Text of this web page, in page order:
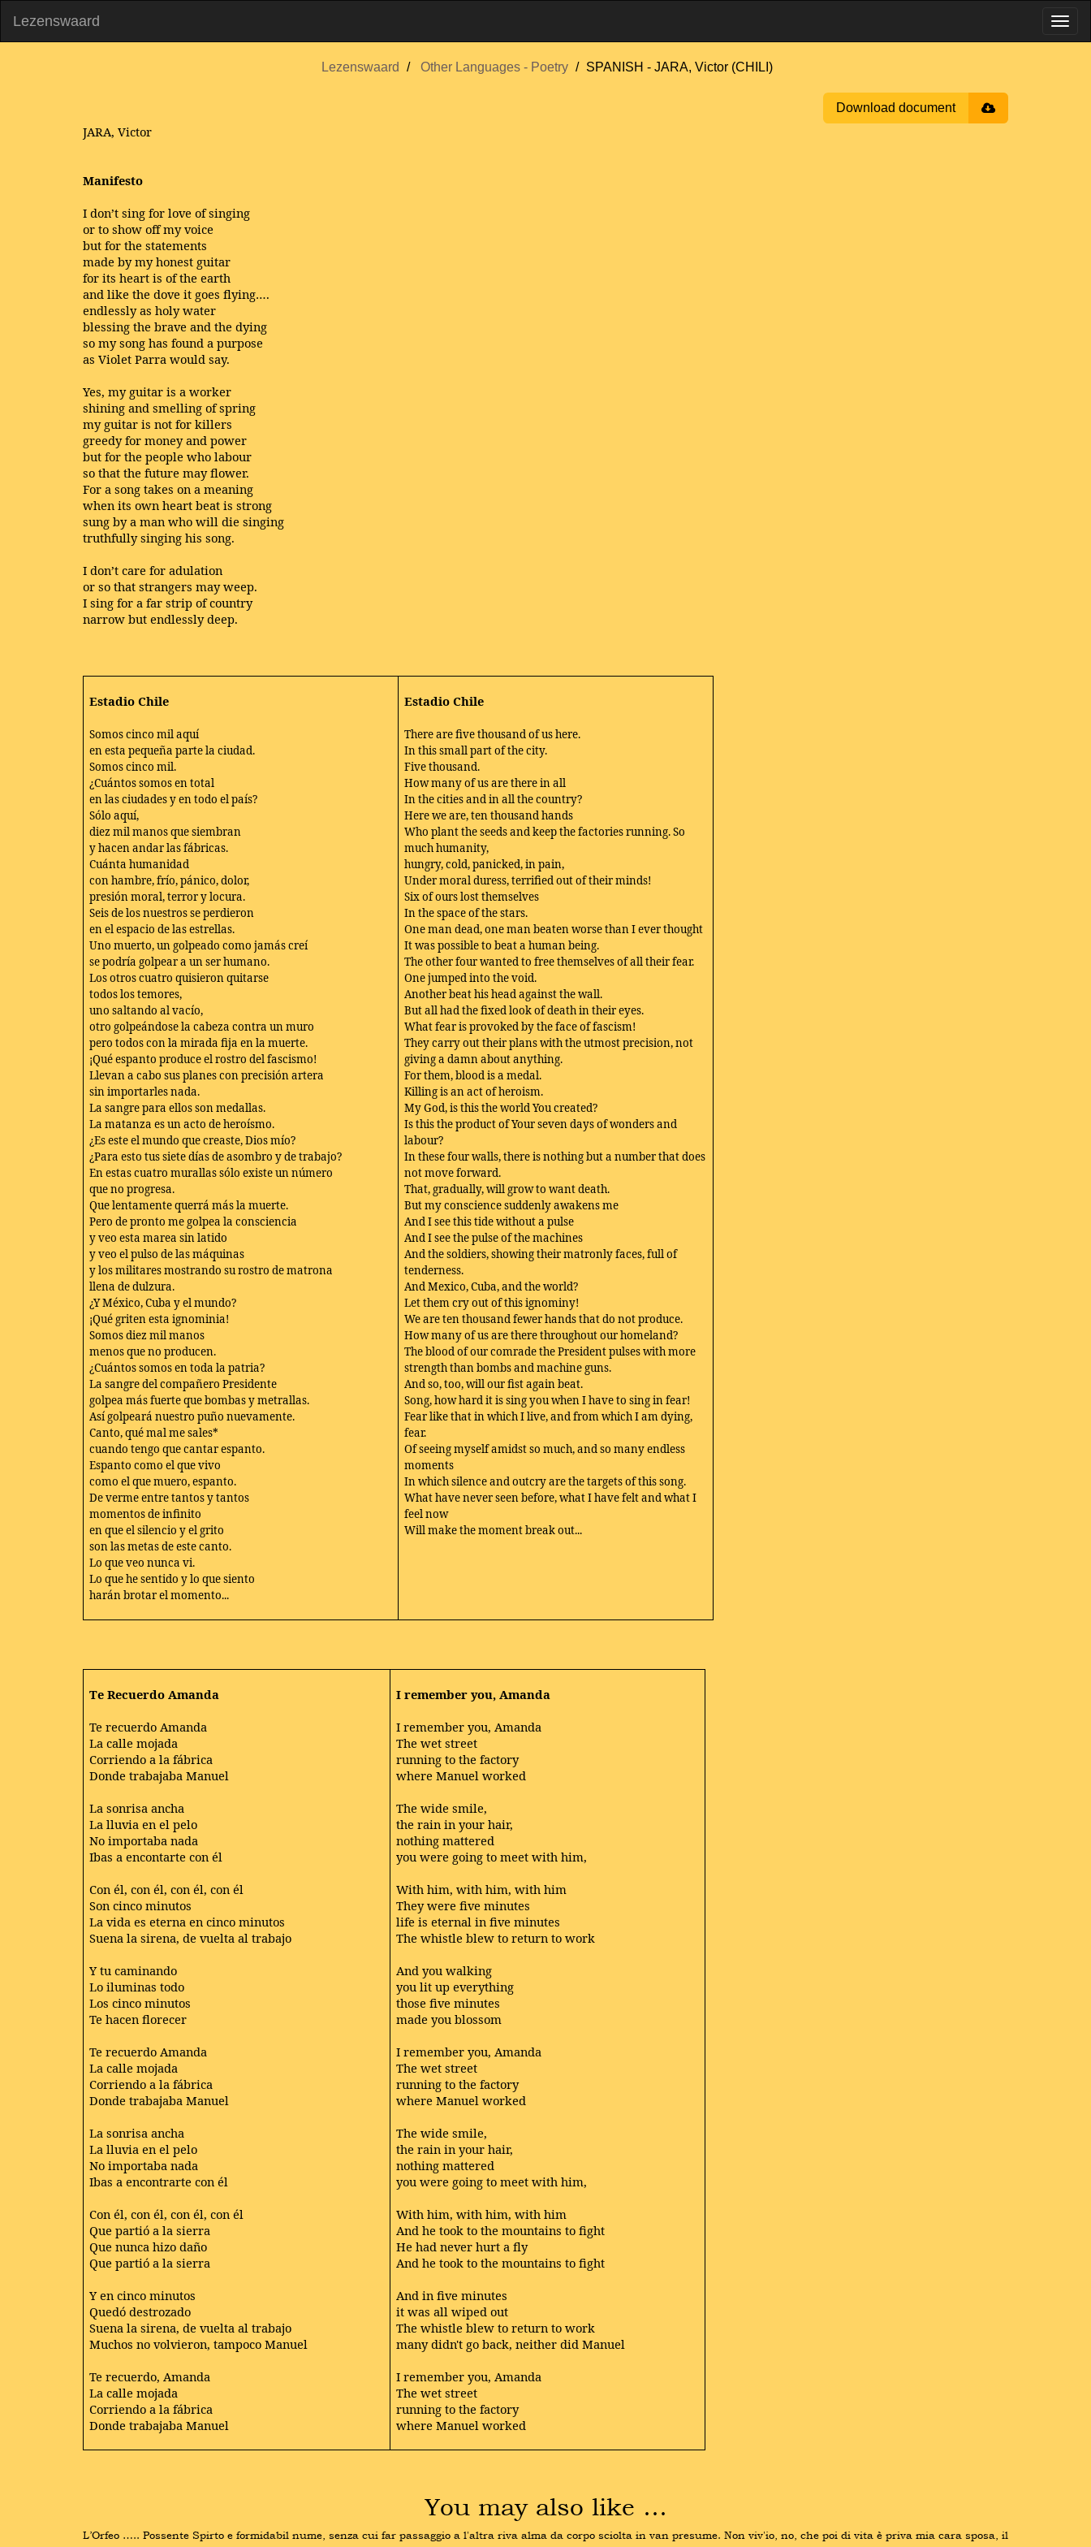
Lezenswaard
Lezenswaard Other Languages - Poetry SPANISH - JARA, Victor (CHILI)
Download document
JARA, Victor
Manifesto
I don’t sing for love of singing
or to show off my voice
but for the statements
made by my honest guitar
for its heart is of the earth
and like the dove it goes flying….
endlessly as holy water
blessing the brave and the dying
so my song has found a purpose
as Violet Parra would say.
Yes, my guitar is a worker
shining and smelling of spring
my guitar is not for killers
greedy for money and power
but for the people who labour
so that the future may flower.
For a song takes on a meaning
when its own heart beat is strong
sung by a man who will die singing
truthfully singing his song.
I don’t care for adulation
or so that strangers may weep.
I sing for a far strip of country
narrow but endlessly deep.
Estadio Chile
Somos cinco mil aquí
en esta pequeña parte la ciudad.
Somos cinco mil.
¿Cuántos somos en total
en las ciudades y en todo el país?
Sólo aquí,
diez mil manos que siembran
y hacen andar las fábricas.
Cuánta humanidad
con hambre, frío, pánico, dolor,
presión moral, terror y locura.
Seis de los nuestros se perdieron
en el espacio de las estrellas.
Uno muerto, un golpeado como jamás creí
se podría golpear a un ser humano.
Los otros cuatro quisieron quitarse
todos los temores,
uno saltando al vacío,
otro golpeándose la cabeza contra un muro
pero todos con la mirada fija en la muerte.
¡Qué espanto produce el rostro del fascismo!
Llevan a cabo sus planes con precisión artera
sin importarles nada.
La sangre para ellos son medallas.
La matanza es un acto de heroísmo.
¿Es este el mundo que creaste, Dios mío?
¿Para esto tus siete días de asombro y de trabajo?
En estas cuatro murallas sólo existe un número
que no progresa.
Que lentamente querrá más la muerte.
Pero de pronto me golpea la consciencia
y veo esta marea sin latido
y veo el pulso de las máquinas
y los militares mostrando su rostro de matrona
llena de dulzura.
¿Y México, Cuba y el mundo?
¡Qué griten esta ignominia!
Somos diez mil manos
menos que no producen.
¿Cuántos somos en toda la patria?
La sangre del compañero Presidente
golpea más fuerte que bombas y metrallas.
Así golpeará nuestro puño nuevamente.
Canto, qué mal me sales*
cuando tengo que cantar espanto.
Espanto como el que vivo
como el que muero, espanto.
De verme entre tantos y tantos
momentos de infinito
en que el silencio y el grito
son las metas de este canto.
Lo que veo nunca vi.
Lo que he sentido y lo que siento
harán brotar el momento...
Estadio Chile
There are five thousand of us here.
In this small part of the city.
Five thousand.
How many of us are there in all
In the cities and in all the country?
Here we are, ten thousand hands
Who plant the seeds and keep the factories running. So
much humanity,
hungry, cold, panicked, in pain,
Under moral duress, terrified out of their minds!
Six of ours lost themselves
In the space of the stars.
One man dead, one man beaten worse than I ever thought
It was possible to beat a human being.
The other four wanted to free themselves of all their fear.
One jumped into the void.
Another beat his head against the wall.
But all had the fixed look of death in their eyes.
What fear is provoked by the face of fascism!
They carry out their plans with the utmost precision, not
giving a damn about anything.
For them, blood is a medal.
Killing is an act of heroism.
My God, is this the world You created?
Is this the product of Your seven days of wonders and
labour?
In these four walls, there is nothing but a number that does
not move forward.
That, gradually, will grow to want death.
But my conscience suddenly awakens me
And I see this tide without a pulse
And I see the pulse of the machines
And the soldiers, showing their matronly faces, full of
tenderness.
And Mexico, Cuba, and the world?
Let them cry out of this ignominy!
We are ten thousand fewer hands that do not produce.
How many of us are there throughout our homeland?
The blood of our comrade the President pulses with more
strength than bombs and machine guns.
And so, too, will our fist again beat.
Song, how hard it is sing you when I have to sing in fear!
Fear like that in which I live, and from which I am dying,
fear.
Of seeing myself amidst so much, and so many endless
moments
In which silence and outcry are the targets of this song.
What have never seen before, what I have felt and what I
feel now
Will make the moment break out...
Te Recuerdo Amanda
Te recuerdo Amanda
La calle mojada
Corriendo a la fábrica
Donde trabajaba Manuel
La sonrisa ancha
La lluvia en el pelo
No importaba nada
Ibas a encontarte con él
Con él, con él, con él, con él
Son cinco minutos
La vida es eterna en cinco minutos
Suena la sirena, de vuelta al trabajo
Y tu caminando
Lo iluminas todo
Los cinco minutos
Te hacen florecer
Te recuerdo Amanda
La calle mojada
Corriendo a la fábrica
Donde trabajaba Manuel
La sonrisa ancha
La lluvia en el pelo
No importaba nada
Ibas a encontrarte con él
Con él, con él, con él, con él
Que partió a la sierra
Que nunca hizo daño
Que partió a la sierra
Y en cinco minutos
Quedó destrozado
Suena la sirena, de vuelta al trabajo
Muchos no volvieron, tampoco Manuel
Te recuerdo, Amanda
La calle mojada
Corriendo a la fábrica
Donde trabajaba Manuel
I remember you, Amanda
I remember you, Amanda
The wet street
running to the factory
where Manuel worked
The wide smile,
the rain in your hair,
nothing mattered
you were going to meet with him,
With him, with him, with him
They were five minutes
life is eternal in five minutes
The whistle blew to return to work
And you walking
you lit up everything
those five minutes
made you blossom
I remember you, Amanda
The wet street
running to the factory
where Manuel worked
The wide smile,
the rain in your hair,
nothing mattered
you were going to meet with him,
With him, with him, with him
And he took to the mountains to fight
He had never hurt a fly
And he took to the mountains to fight
And in five minutes
it was all wiped out
The whistle blew to return to work
many didn't go back, neither did Manuel
I remember you, Amanda
The wet street
running to the factory
where Manuel worked
You may also like …
L’Orfeo ….. Possente Spirto e formidabil nume, senza cui far passaggio a l'altra riva alma da corpo sciolta in van presume. Non viv'io, no, che poi di vita è priva mia cara sposa, il